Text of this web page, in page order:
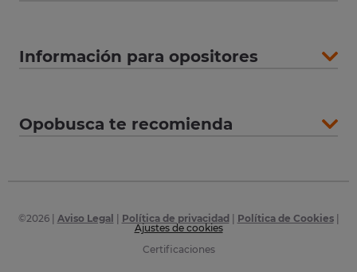
Información para opositores
Opobusca te recomienda
©2026| Aviso Legal Política de privacidad Política de Cookies|
Ajustes de cookies
Certificaciones